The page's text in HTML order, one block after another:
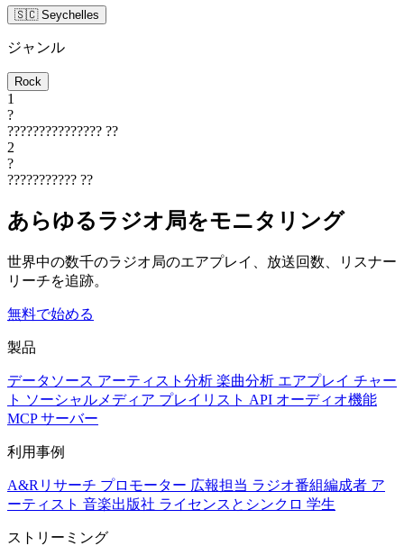
🇸🇨 Seychelles
ジャンル
Rock
1
?
??????????????? ??
2
?
??????????? ??
あらゆるラジオ局をモニタリング
世界中の数千のラジオ局のエアプレイ、放送回数、リスナー
リーチを追跡。
無料で始める
製品
データソース アーティスト分析 楽曲分析 エアプレイ チャー
ト ソーシャルメディア プレイリスト API オーディオ機能
MCP サーバー
利用事例
A&Rリサーチ プロモーター 広報担当 ラジオ番組編成者 ア
ーティスト 音楽出版社 ライセンスとシンクロ 学生
ストリーミング